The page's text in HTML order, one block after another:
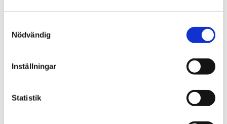
Nödvändig
Inställningar
Statistik
kyrkan bör byta ut han och
hon mot ”hen”